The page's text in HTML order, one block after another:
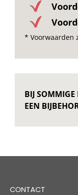
Banken
Ligbedden
Decoratie kussens
Buitenkleden
* Voorwaarden
BIJ SOMMIGE
EEN
CONTACT